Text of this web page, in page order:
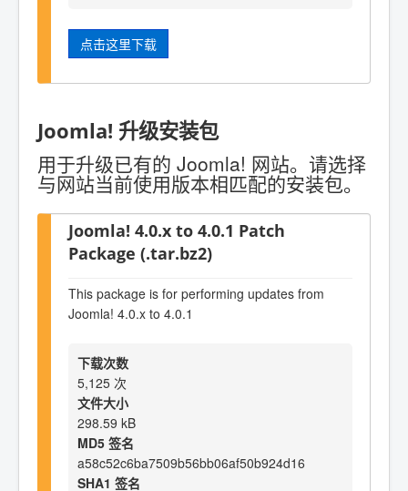
点击这里下载
Joomla! 升级安装包
用于升级已有的 Joomla! 网站。请选择
与网站当前使用版本相匹配的安装包。
Joomla! 4.0.x to 4.0.1 Patch
Package (.tar.bz2)
This package is for performing updates from
Joomla! 4.0.x to 4.0.1
下载次数
5,125 次
文件大小
298.59 kB
MD5 签名
a58c52c6ba7509b56bb06af50b924d16
SHA1 签名